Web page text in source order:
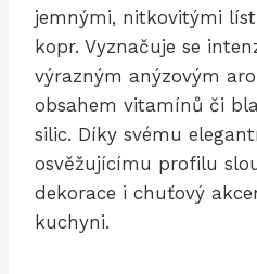
jemnými, nitkovitými
kopr. Vyznačuje se
výrazným anýzovým
obsahem vitamínů či
silic. Díky svému
osvěžujícímu profilu
dekorace i chuťový
kuchyni.